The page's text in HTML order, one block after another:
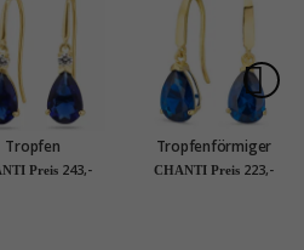
Tropfen
Preis 243,-
Tropfenförmiger
Ohrringe in 9 Karat
CHANTI Preis 223,-